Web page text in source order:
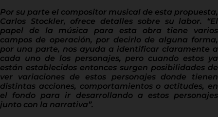
Por su parte el compositor musical de esta propuesta,
Carlos Stockler, ofrece detalles sobre su labor. “El
papel de la música para esta obra tiene varios
campos de operación, por decirlo de alguna forma,
por una parte, nos ayuda a identificar claramente a
cada uno de los personajes, pero cuando estos ya
están establecidos entonces surgen posibilidades de
ver variaciones de estos personajes donde tienen
distintas acciones, comportamientos o actitudes, en
el fondo para ir desarrollando a estos personajes
junto con la narrativa”.